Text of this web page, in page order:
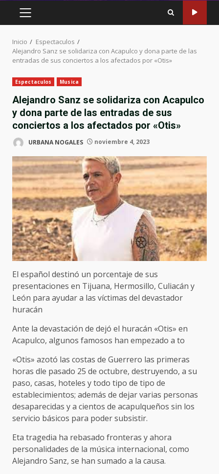
MENÚ
PRINCIPAL
Inicio
Espectaculos
Alejandro Sanz se solidariza con Acapulco y dona parte de las
entradas de sus conciertos a los afectados por «Otis»
Espectaculos Musica
Alejandro Sanz se solidariza con Acapulco
y dona parte de las entradas de sus
conciertos a los afectados por «Otis»
URBANA NOGALES noviembre 4, 2023
El español destinó un porcentaje de sus
presentaciones en Tijuana, Hermosillo, Culiacán y
León para ayudar a las víctimas del devastador
huracán
Ante la devastación de dejó el huracán «Otis» en
Acapulco, algunos famosos han empezado a to
«Otis» azotó las costas de Guerrero las primeras
horas dle pasado 25 de octubre, destruyendo, a su
paso, casas, hoteles y todo tipo de tipo de
establecimientos; además de dejar varias personas
desaparecidas y a cientos de acapulqueños sin los
servicio básicos para poder subsistir.
Eta tragedia ha rebasado fronteras y ahora
personalidades de la música internacional, como
Alejandro Sanz, se han sumado a la causa.